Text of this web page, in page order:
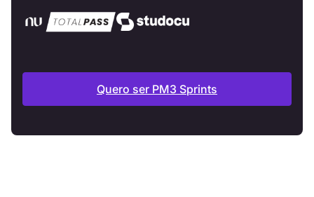
Quero ser PM3 Sprints